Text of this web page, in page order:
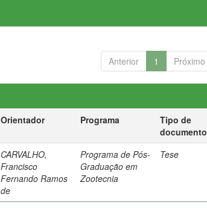
Anterior 1 Próximo
Orientador Programa
Tipo de
documento
CARVALHO,
Francisco
Fernando Ramos
de
Programa de Pós-
Graduação em
Zootecnia
Tese